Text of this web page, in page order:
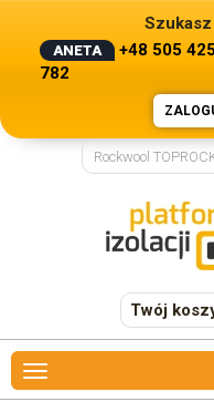
Szukasz
ANETA +48 505
782
Twój